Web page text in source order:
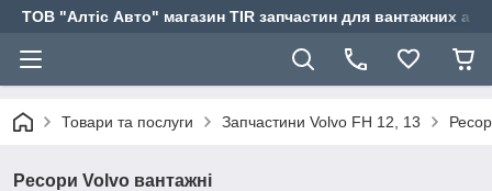
ТОВ "Алтіс Авто" магазин TIR запчастин для вантажних
Товари та послуги Запчастини Volvo FH 12, 13
Ресори Volvo вантажні